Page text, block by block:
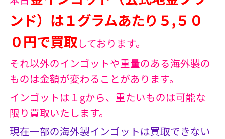
ンド）は１グラムあたり５,５０
０円で買取しております。
それ以外のインゴットや重量のある海外製の
ものは金額が変わることがあります。
インゴットは１gから、重たいものは可能な
限り買取いたします。
現在一部の海外製インゴットは買取できない